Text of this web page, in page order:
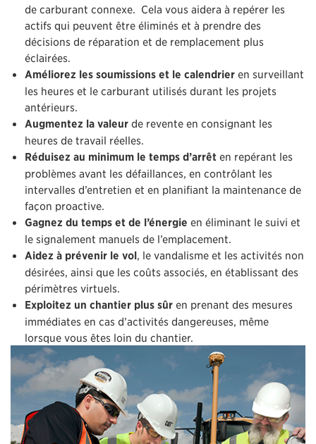
de carburant connexe. Cela vous aidera à repérer les
actifs qui peuvent être éliminés et à prendre des
décisions de réparation et de remplacement plus
éclairées.
Améliorez les soumissions et le calendrier en surveillant
les heures et le carburant utilisés durant les projets
antérieurs.
Augmentez la valeur de revente en consignant les
heures de travail réelles.
Réduisez au minimum le temps d’arrêt en repérant les
problèmes avant les défaillances, en contrôlant les
intervalles d’entretien et en planifiant la maintenance de
façon proactive.
Gagnez du temps et de l’énergie en éliminant le suivi et
le signalement manuels de l’emplacement.
Aidez à prévenir le vol , le vandalisme et les activités non
désirées, ainsi que les coûts associés, en établissant des
périmètres virtuels.
Exploitez un chantier plus sûr en prenant des mesures
immédiates en cas d’activités dangereuses, même
lorsque vous êtes loin du chantier.